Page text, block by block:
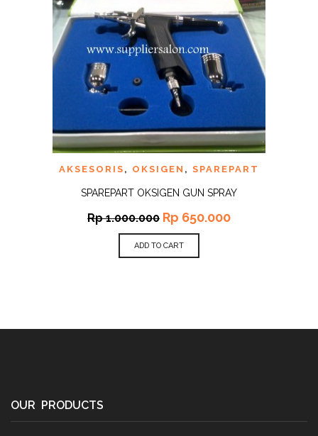
AKSESORIS , OKSIGEN , SPAREPART
SPAREPART OKSIGEN GUN SPRAY
Rp1.000.000 Rp 650.000
ADD TO CART
OUR PRODUCTS